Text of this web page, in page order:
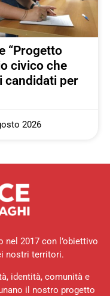
“Progetto
civico che
candidati per
2026
nel 2017 con l’obiettivo
nostri territori.
identità, comunità e
il nostro progetto